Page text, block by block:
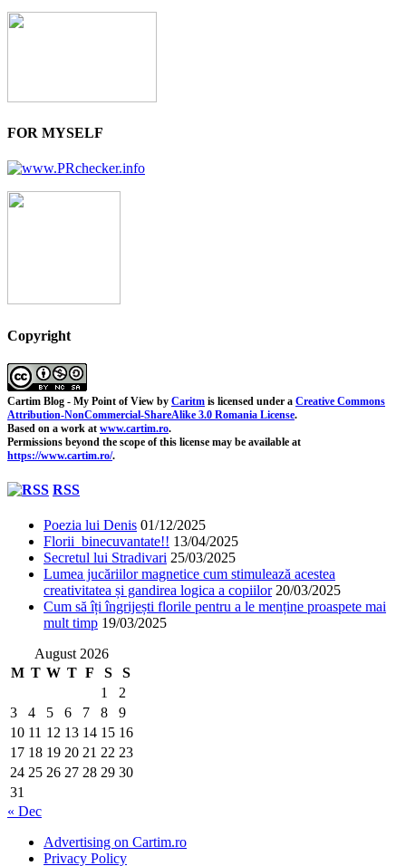
FOR MYSELF
Copyright
Cartim Blog - My Point of View by Caritm is licensed under a Creative Commons
Attribution-NonCommercial-ShareAlike 3.0 Romania License.
Based on a work at www.cartim.ro.
Permissions beyond the scope of this license may be available at
https://www.cartim.ro/.
RSS
Poezia lui Denis 01/12/2025
Florii binecuvantate!! 13/04/2025
Secretul lui Stradivari 25/03/2025
Lumea jucăriilor magnetice cum stimulează acestea
creativitatea și gandirea logica a copiilor 20/03/2025
Cum să îți îngrijești florile pentru a le menține proaspete mai
mult timp 19/03/2025
August 2026
M T W T F S
S
1
2
3
4 5 6 7 8
9
10 11 12 13 14 15 16
17 18 19 20 21 22 23
24 25 26 27 28 29 30
31
« Dec
Advertising on Cartim.ro
Privacy Policy